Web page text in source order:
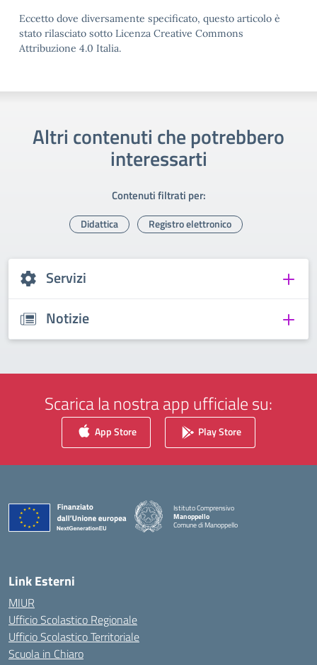
Eccetto dove diversamente specificato, questo articolo è
stato rilasciato sotto Licenza Creative Commons
Attribuzione 4.0 Italia.
Altri contenuti che potrebbero
interessarti
Contenuti filtrati per:
Didattica Registro elettronico
Servizi
Notizie
Scarica la nostra app ufficiale su:
App Store Play Store
Istituto Comprensivo
Manoppello
Comune di Manoppello
— Visita la pagina iniziale della scuola
Link Esterni
MIUR
Ufficio Scolastico Regionale
Ufficio Scolastico Territoriale
Scuola in Chiaro